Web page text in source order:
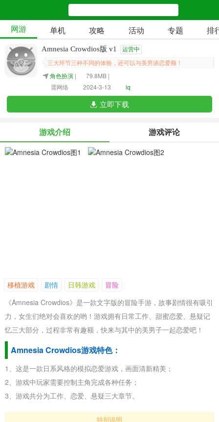
网游 单机 攻略 活动 专题 排
Amnesia Crowdios版 v1 运营中
三大环节三种不同的体验，还可以与美男谈恋爱额！
角色扮演 |
79.8MB |
需网络
2024-3-13 lq
立即下载
游戏介绍 游戏评论
移植游戏 剧情 日韩游戏
冒险
《Amnesia Crowdios》是一款文字版的冒险手游，故事剧情很有吸引
力，女生们绝对会喜欢的哟！游戏拥有日常工作、甜蜜恋爱、悬疑记
忆三大部分，过程非常有趣额，快来与其中的美男子一起恋爱吧！
Amnesia Crowdios游戏特色：
1、这是一款日系风格的模拟恋爱游戏，画面清新精美；
2、游戏中玩家需要控制主角完成各种任务；
3、游戏共分为工作、恋爱、悬疑三大章节。
特别说明